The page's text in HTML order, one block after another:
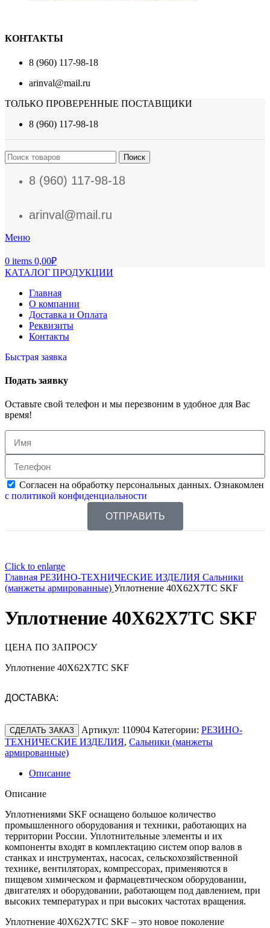
КОНТАКТЫ
8 (960) 117-98-18
arinval@mail.ru
ТОЛЬКО ПРОВЕРЕННЫЕ ПОСТАВЩИКИ
8 (960) 117-98-18
Поиск
8 (960) 117-98-18
arinval@mail.ru
Меню
0 items 0,00₽
КАТАЛОГ ПРОДУКЦИИ
Главная
О компании
Доставка и Оплата
Реквизиты
Контакты
Быстрая заявка
Подать заявку
Оставьте свой телефон и мы перезвоним в удобное для Вас
время!
Согласен на обработку персональных данных. Ознакомлен
с политикой конфиденциальности
ОТПРАВИТЬ
Click to enlarge
Главная РЕЗИНО-ТЕХНИЧЕСКИЕ ИЗДЕЛИЯ Сальники
(манжеты армированные) Уплотнение 40X62X7ТС SKF
Уплотнение 40X62X7ТС SKF
ЦЕНА ПО ЗАПРОСУ
Уплотнение 40X62X7ТС SKF
ДОСТАВКА:
СДЕЛАТЬ ЗАКАЗ Артикул: 110904 Категории: РЕЗИНО-
ТЕХНИЧЕСКИЕ ИЗДЕЛИЯ, Сальники (манжеты
армированные)
Описание
Описание
Уплотнениями SKF оснащено большое количество
промышленного оборудования и техники, работающих на
территории России. Уплотнительные элементы и их
компоненты входят в комплектацию систем опор валов в
станках и инструментах, насосах, сельскохозяйственной
технике, вентиляторах, компрессорах, применяются в
пищевом химическом и фармацевтическом оборудовании,
двигателях и оборудовании, работающем под давлением, при
высоких температурах и при высоких частотах вращения.
Уплотнение 40X62X7ТС SKF – это новое поколение